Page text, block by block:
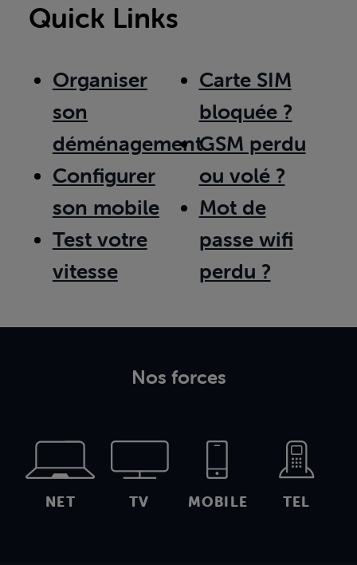
Quick Links
Organiser
son
déménagement
Configurer
son mobile
Test votre
vitesse
Carte SIM
bloquée ?
GSM perdu
ou volé ?
Mot de
passe wifi
perdu ?
Nos forces
NET TV MOBILE TEL